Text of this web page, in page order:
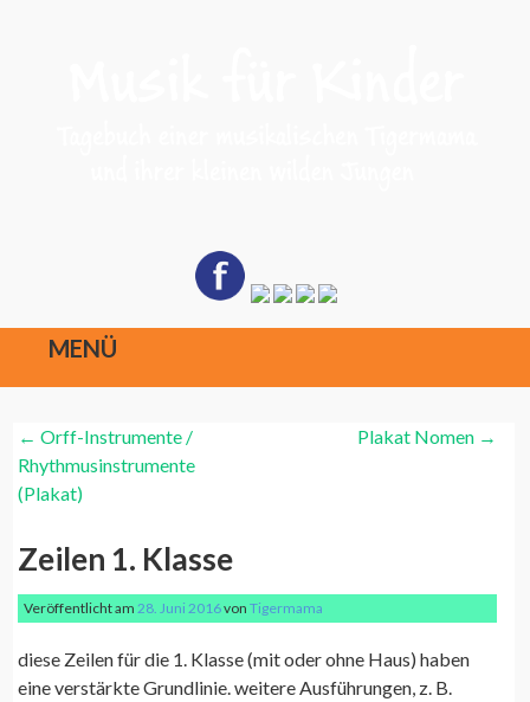
MENÜ
zum
Inhalt
Post
Navigation
← Orff-Instrumente /
Rhythmusinstrumente
(Plakat)
Plakat Nomen →
Zeilen 1. Klasse
Veröffentlicht am28. Juni 2016vonTigermama
diese Zeilen für die 1. Klasse (mit oder ohne Haus) haben
eine verstärkte Grundlinie. weitere Ausführungen, z. B.